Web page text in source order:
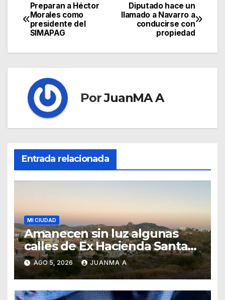
Diputado hace un
llamado a Navarro a
conducirse con
propiedad
Preparan a Héctor
Morales como
presidente del
SIMAPAG
PorJuanMA A
Entrada relacionada
MI CIUDAD
Amanecen sin luz algunas
calles de Ex Hacienda Santa
Teresa
AGO 5, 2026 JUANMA A